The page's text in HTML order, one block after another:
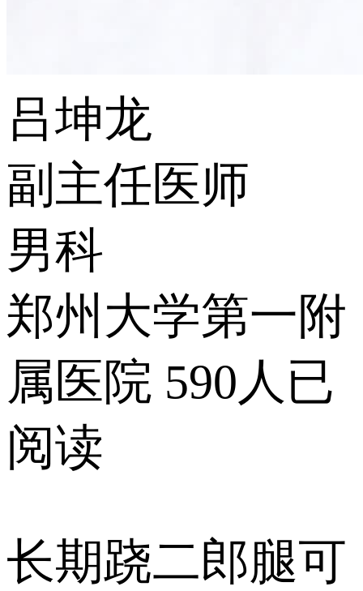
吕坤龙
副主任医师
男科
郑州大学第一附
属医院 590人已
阅读
长期跷二郎腿可